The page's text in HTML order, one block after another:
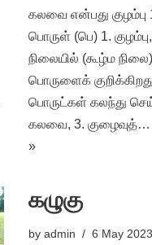
கலவை என்பது
பொருள் (பெ) 1.
நிலையில் (கூழ்ம
பொருளைக்
பொருட்கள் கலந்து
கலவை, 3. குழைவுத்…
»
கழுகு
by admin
6 May 2023